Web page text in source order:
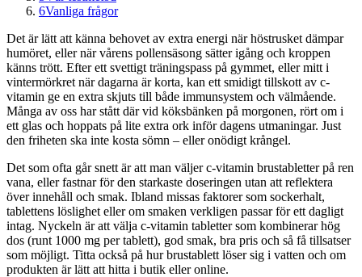
6Vanliga frågor
Det är lätt att känna behovet av extra energi när höstrusket dämpar
humöret, eller när vårens pollensäsong sätter igång och kroppen
känns trött. Efter ett svettigt träningspass på gymmet, eller mitt i
vintermörkret när dagarna är korta, kan ett smidigt tillskott av c-
vitamin ge en extra skjuts till både immunsystem och välmående.
Många av oss har stått där vid köksbänken på morgonen, rört om i
ett glas och hoppats på lite extra ork inför dagens utmaningar. Just
den friheten ska inte kosta sömn – eller onödigt krångel.
Det som ofta går snett är att man väljer c-vitamin brustabletter på ren
vana, eller fastnar för den starkaste doseringen utan att reflektera
över innehåll och smak. Ibland missas faktorer som sockerhalt,
tablettens löslighet eller om smaken verkligen passar för ett dagligt
intag. Nyckeln är att välja c-vitamin tabletter som kombinerar hög
dos (runt 1000 mg per tablett), god smak, bra pris och så få tillsatser
som möjligt. Titta också på hur brustablett löser sig i vatten och om
produkten är lätt att hitta i butik eller online.